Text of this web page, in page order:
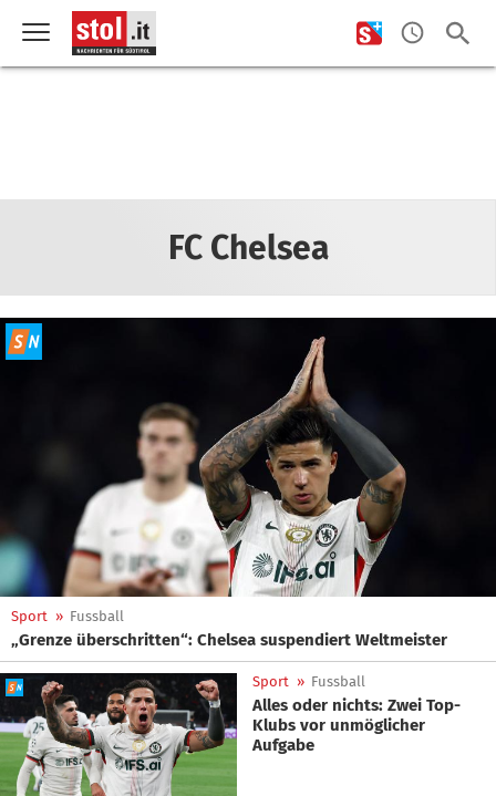
FC Chelsea
Sport » Fussball
„Grenze überschritten“: Chelsea suspendiert Weltmeister
Sport » Fussball
Alles oder nichts: Zwei Top-
Klubs vor unmöglicher
Aufgabe